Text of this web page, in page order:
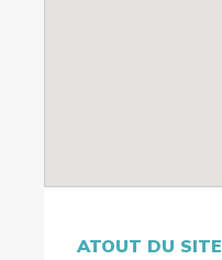
ATOUT DU SITE